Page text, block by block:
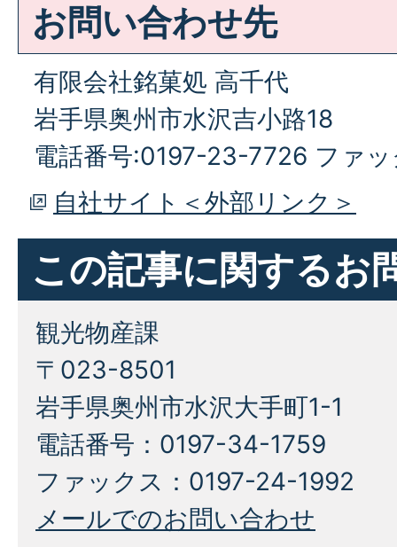
お問い合わせ先
有限会社銘菓処 高千代
岩手県奥州市水沢吉小路18
電話番号:0197-23-7726 ファ
自社サイト＜外部リンク＞
この記事に関するお
観光物産課
〒023-8501
岩手県奥州市水沢大手町1-1
電話番号：0197-34-1759
ファックス：0197-24-1992
メールでのお問い合わせ